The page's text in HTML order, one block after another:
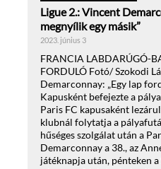
Ligue 2.: Vincent
megnyílik egy másik”
2023. június 3
FRANCIA LABDARÚGÓ-
FORDULÓ Fotó/ Szokodi
Demarconnay: „Egy lap
Kapusként befejezte a
Paris FC kapusaként
klubnál folytatja a
hűséges szolgálat után a
Demarconnay a 38., az
játéknapja után, pénteken